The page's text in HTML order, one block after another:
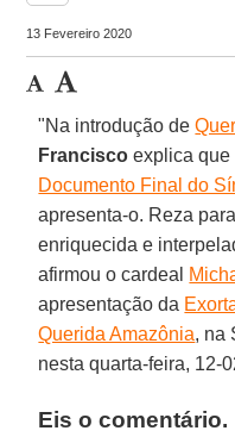
13 Fevereiro 2020
"Na introdução de
Francisco explica que
Documento Final do
apresenta-o. Reza
enriquecida e
afirmou o cardeal
apresentação da
Querida Amazônia, na
nesta quarta-feira, 12-
Eis o comentário.